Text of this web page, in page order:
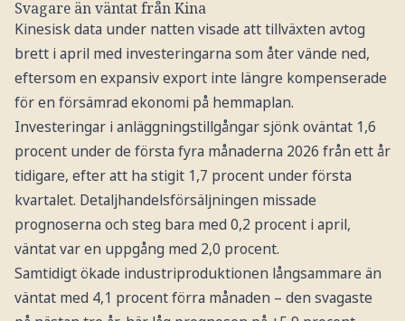
Svagare än väntat från Kina
Kinesisk data under natten visade att tillväxten avtog
brett i april med investeringarna som åter vände ned,
eftersom en expansiv export inte längre kompenserade
för en försämrad ekonomi på hemmaplan.
Investeringar i anläggningstillgångar sjönk oväntat 1,6
procent under de första fyra månaderna 2026 från ett år
tidigare, efter att ha stigit 1,7 procent under första
kvartalet. Detaljhandelsförsäljningen missade
prognoserna och steg bara med 0,2 procent i april,
väntat var en uppgång med 2,0 procent.
Samtidigt ökade industriproduktionen långsammare än
väntat med 4,1 procent förra månaden – den svagaste